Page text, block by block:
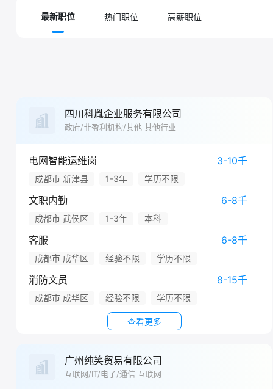
最新职位 热门职位 高薪职位
四川科胤企业服务有限公司
政府/非盈利机构/其他 其他行业
电网智能运维岗 3-10千
成都市 新津县 1-3年 学历不限
文职内勤 6-8千
成都市 武侯区 1-3年 本科
客服 6-8千
成都市 成华区 经验不限 学历不限
消防文员 8-15千
成都市 成华区 经验不限 学历不限
查看更多
广州纯笑贸易有限公司
互联网/IT/电子/通信 互联网